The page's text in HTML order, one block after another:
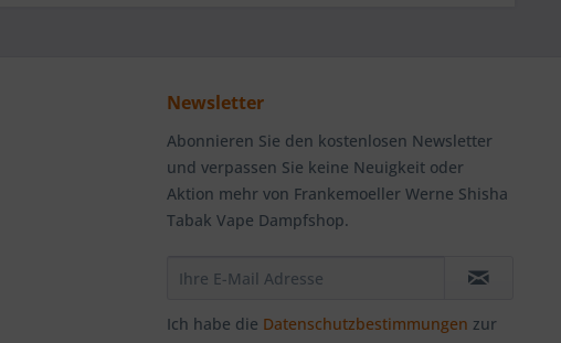
Newsletter
Abonnieren Sie den kostenlosen Newsletter
und verpassen Sie keine Neuigkeit oder
Aktion mehr von Frankemoeller Werne Shisha
Tabak Vape Dampfshop.
Ich habe die Datenschutzbestimmungen zur